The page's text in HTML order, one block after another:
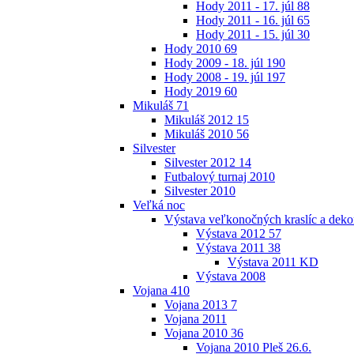
Hody 2011 - 17. júl 88
Hody 2011 - 16. júl 65
Hody 2011 - 15. júl 30
Hody 2010 69
Hody 2009 - 18. júl 190
Hody 2008 - 19. júl 197
Hody 2019 60
Mikuláš 71
Mikuláš 2012 15
Mikuláš 2010 56
Silvester
Silvester 2012 14
Futbalový turnaj 2010
Silvester 2010
Veľká noc
Výstava veľkonočných kraslíc a
Výstava 2012 57
Výstava 2011 38
Výstava 2011 KD
Výstava 2008
Vojana 410
Vojana 2013 7
Vojana 2011
Vojana 2010 36
Vojana 2010 Pleš 26.6.